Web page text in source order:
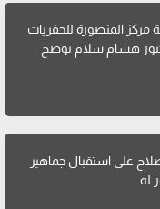
مركز المنصورة للحفريات
هشام سلام يوضح
على استقبال جماهير
له